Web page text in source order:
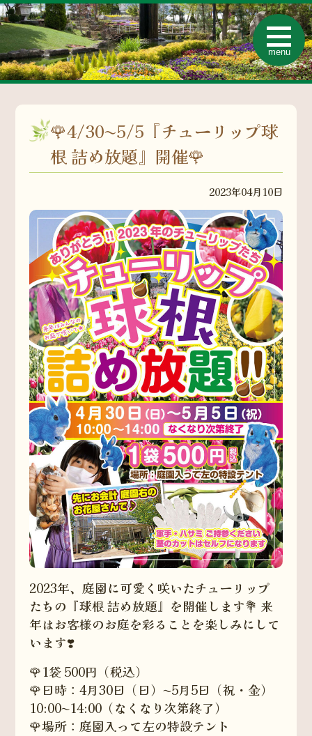
t
o
g
g
l
e
n
menu
🌹4/30〜5/5『チューリップ球
根 詰め放題』開催🌹
2023年04月10日
2023年、庭園に可愛く咲いたチューリップ
たちの『球根 詰め放題』を開催します💐 来
年はお客様のお庭を彩ることを楽しみにして
います❣️
🌹1袋 500円（税込）
🌹日時：4月30日（日）〜5月5日（祝・金）
10:00〜14:00（なくなり次第終了）
🌹場所：庭園入って左の特設テント